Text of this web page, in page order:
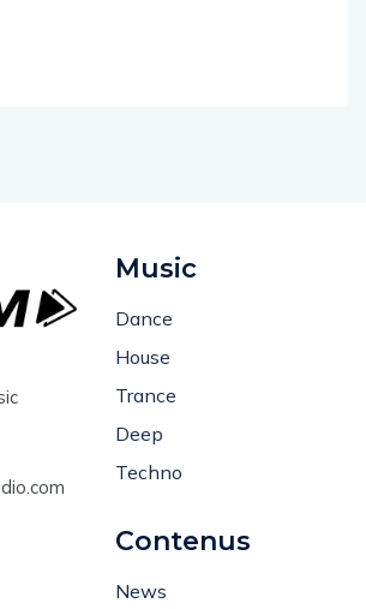
Music
Dance
House
Trance
Deep
Techno
Contenus
News